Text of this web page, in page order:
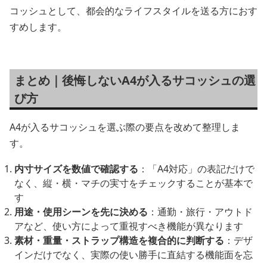
コッシュとして、都会的なライフスタイルを送る方におす
すめします。
まとめ｜後悔しないA4が入るサコッシュの選
び方
A4が入るサコッシュを選ぶ際の要点を改めて整理しま
す。
内寸サイズを数値で確認する ：「A4対応」の表記だけで
なく、縦・横・マチの実寸をチェックすることが基本で
す
用途・使用シーンを先に決める ：通勤・旅行・アウトド
アなど、使い方によって重視すべき機能が異なります
素材・重量・ストラップ構造を複合的に判断する ：デザ
インだけでなく、実際の使い勝手に直結する機能面を忘